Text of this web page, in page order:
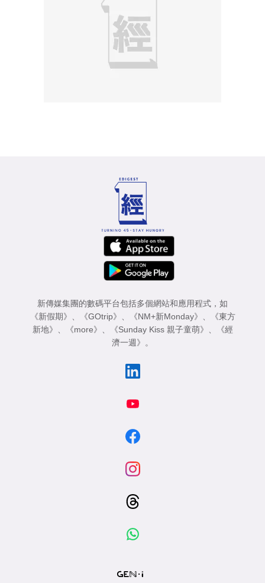
新傳媒集團的數碼平台包括多個網站和應用程式，如
《新假期》
《GOtrip》 《NM+新Monday》
《東方
新地》
《more》 《Sunday Kiss 親子童萌》
《經
濟一週》
。